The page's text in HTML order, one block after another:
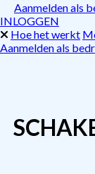
Aanmelden als
INLOGGEN
Hoe het werkt
Aanmelden als